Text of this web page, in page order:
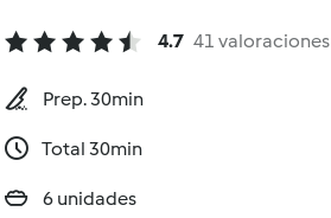
4.7 41 valoraciones
Prep. 30min
Total 30min
6 unidades